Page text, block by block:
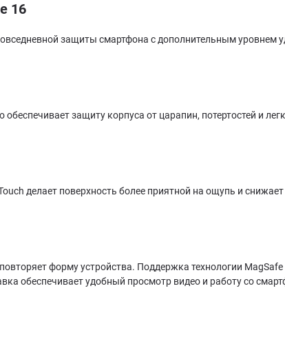
16
защиты смартфона с дополнительным уровнем
защиту корпуса от царапин, потертостей и
делает поверхность более приятной на ощупь и
форму устройства. Поддержка технологии
обеспечивает удобный просмотр видео и работу со